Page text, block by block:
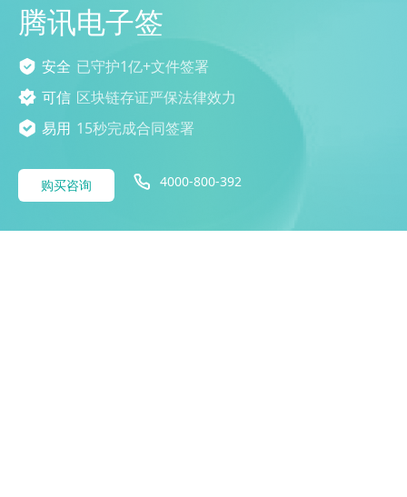
腾讯电子签
安全 已守护1亿+文件签署
可信 区块链存证严保法律效力
易用 15秒完成合同签署
购买咨询 4000-800-392